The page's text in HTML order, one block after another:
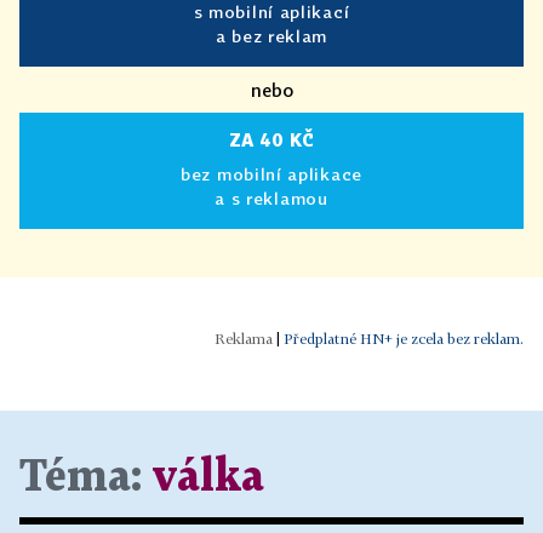
s mobilní aplikací
a bez reklam
nebo
ZA 40 KČ
bez mobilní aplikace
a s reklamou
Předplatné HN+ je zcela bez reklam.
Téma: válka